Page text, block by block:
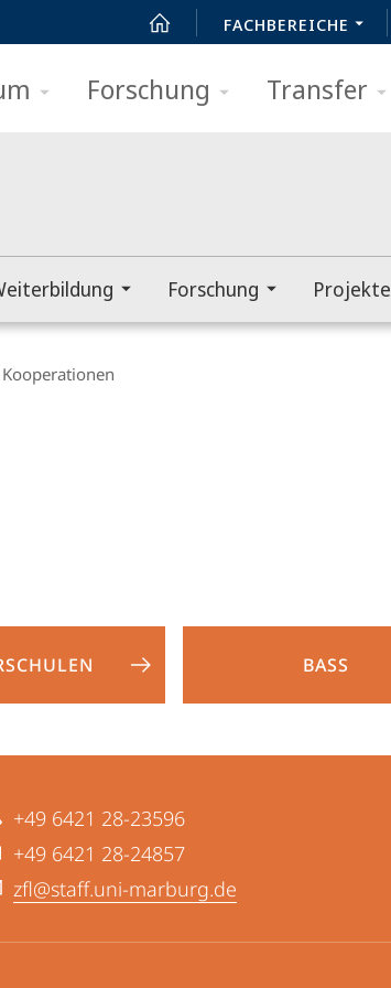
FACHBEREICHE
Forschung Transfer
Forschung Projekte
Kooperationen
BASS
+49 6421 28-23596
+49 6421 28-24857
zfl@staff.uni-marburg.de